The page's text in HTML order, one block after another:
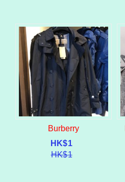
Burberry
HK$1
HK$1